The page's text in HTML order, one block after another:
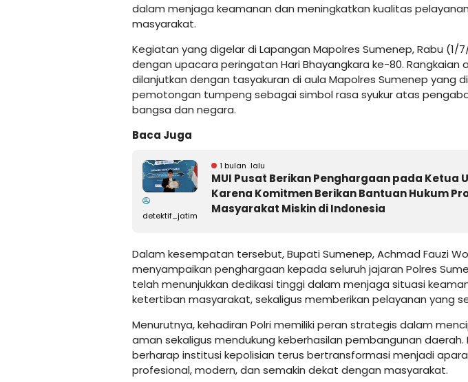
dalam menjaga keamanan dan meningkatkan kualitas
masyarakat.
Kegiatan yang digelar di Lapangan Mapolres Sumenep, Rabu (1/
dengan upacara peringatan Hari Bhayangkara ke-80. Rangkaian
dilanjutkan dengan tasyakuran di aula Mapolres Sumenep yang
pemotongan tumpeng sebagai simbol rasa syukur atas
bangsa dan negara.
Baca Juga
1 bulan lalu
MUI Pusat Berikan Penghargaan pada Ketua
Karena Komitmen Berikan Bantuan Hukum
Masyarakat Miskin di Indonesia
detektif_jatim
Dalam kesempatan tersebut, Bupati Sumenep, Achmad Fauzi
menyampaikan penghargaan kepada seluruh jajaran Polres
telah menunjukkan dedikasi tinggi dalam menjaga situasi
ketertiban masyarakat, sekaligus memberikan pelayanan yang
Menurutnya, kehadiran Polri memiliki peran strategis dalam
aman sekaligus mendukung keberhasilan pembangunan daerah.
berharap institusi kepolisian terus bertransformasi menjadi
profesional, modern, dan semakin dekat dengan masyarakat.